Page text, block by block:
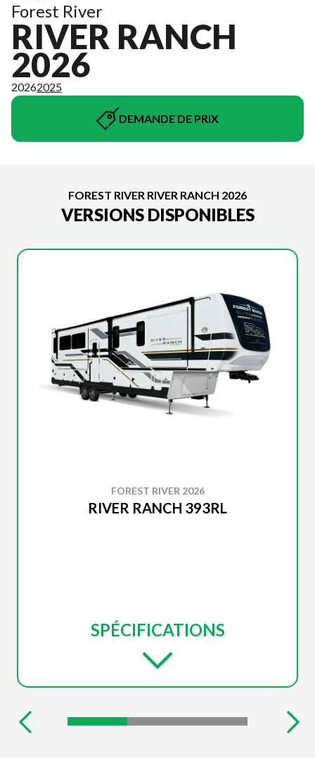
Forest River
RIVER RANCH
2026
20262025
DEMANDE DE PRIX
FOREST RIVER RIVER RANCH 2026
VERSIONS DISPONIBLES
FOREST RIVER 2026
RIVER RANCH 393RL
SPÉCIFICATIONS